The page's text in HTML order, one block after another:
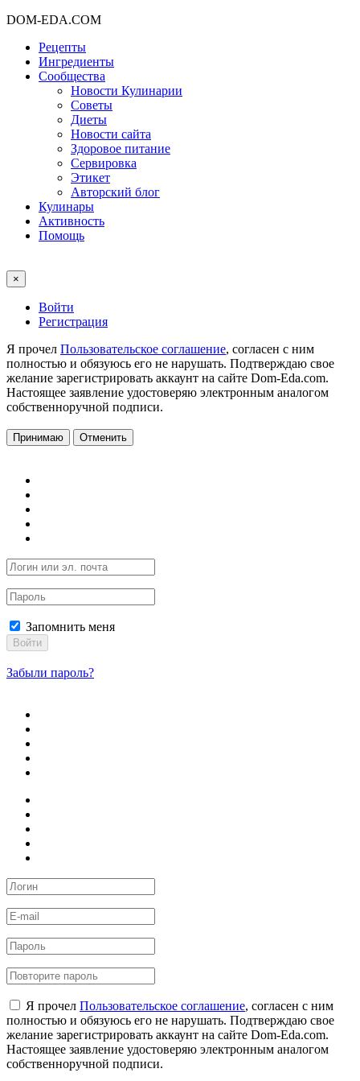
DOM-EDA.COM
Рецепты
Ингредиенты
Сообщества
Новости Кулинарии
Советы
Диеты
Новости сайта
Здоровое питание
Сервировка
Этикет
Авторский блог
Кулинары
Активность
Помощь
×
Войти
Регистрация
Я прочел Пользовательское соглашение, согласен с ним
полностью и обязуюсь его не нарушать. Подтверждаю свое
желание зарегистрировать аккаунт на сайте Dom-Eda.com.
Настоящее заявление удостоверяю электронным аналогом
собственноручной подписи.
Принимаю Отменить
Запомнить меня
Войти
Забыли пароль?
Я прочел Пользовательское соглашение, согласен с ним
полностью и обязуюсь его не нарушать. Подтверждаю свое
желание зарегистрировать аккаунт на сайте Dom-Eda.com.
Настоящее заявление удостоверяю электронным аналогом
собственноручной подписи.